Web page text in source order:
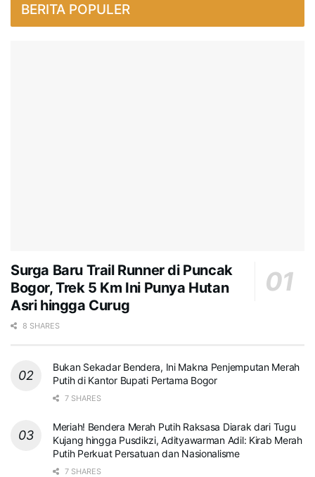
BERITA POPULER
Surga Baru Trail Runner di Puncak
Bogor, Trek 5 Km Ini Punya Hutan
Asri hingga Curug
8 SHARES
Bukan Sekadar Bendera, Ini Makna Penjemputan Merah
Putih di Kantor Bupati Pertama Bogor
7 SHARES
Meriah! Bendera Merah Putih Raksasa Diarak dari Tugu
Kujang hingga Pusdikzi, Adityawarman Adil: Kirab Merah
Putih Perkuat Persatuan dan Nasionalisme
7 SHARES